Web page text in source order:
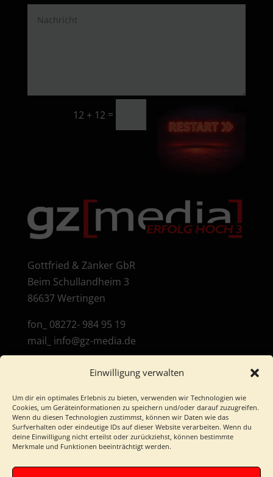
Einwilligung verwalten
Um dir ein optimales Erlebnis zu bieten, verwenden wir Technologien wie
Cookies, um Geräteinformationen zu speichern und/oder darauf zuzugreifen.
Wenn du diesen Technologien zustimmst, können wir Daten wie das
Surfverhalten oder eindeutige IDs auf dieser Website verarbeiten. Wenn du
deine Einwilligung nicht erteilst oder zurückziehst, können bestimmte
Merkmale und Funktionen beeinträchtigt werden.
12 + 12 =
SENDEN
Gottfried & Zänker GbR
Beim Schullandheim 3
86637 Wertingen
fon_ 08272- 984 95 19
mail_ info@gz-media.de
IMPRESSUM|DATENSCHUTZ